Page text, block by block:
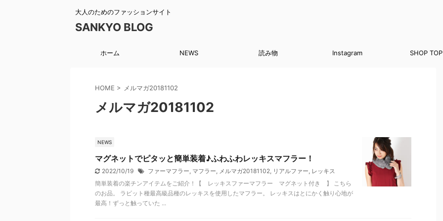
大人のためのファッションサイト
SANKYO BLOG
ホーム NEWS 読み物 Instagram SHOP TOP
HOME > メルマガ20181102
メルマガ20181102
NEWS
マグネットでピタッと簡単装着♪ふわふわレッキスマフラー！
2022/10/19 ファーマフラー, マフラー, メルマガ20181102, リアルファー, レッキス
簡単装着の楽チンアイテムをご紹介！【 レッキスファーマフラー マグネット付き 】 こちら
のお品。 ラビット種最高級品種のレッキスを使用したマフラー。 レッキスはとにかく触り心地が
最高！ずっと触っていた ...